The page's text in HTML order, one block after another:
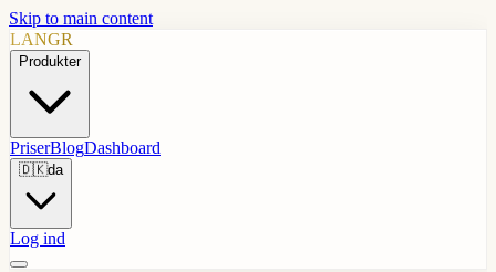
Skip to main content
LANGR
Produkter
PriserBlogDashboard
🇩🇰da
Log ind